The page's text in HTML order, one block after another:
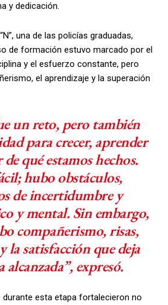
y dedicación.
una de las policías graduadas,
de formación estuvo marcado por el
y el esfuerzo constante, pero
el aprendizaje y la superación
un reto, pero también
para crecer, aprender
qué estamos hechos.
hubo obstáculos,
de incertidumbre y
y mental. Sin embargo,
compañerismo, risas,
la satisfacción que deja
alcanzada”, expresó.
esta etapa fortalecieron no